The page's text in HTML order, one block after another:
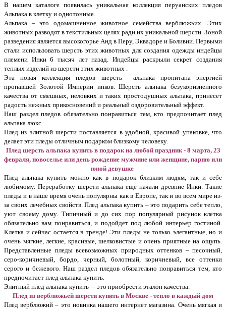
В нашем каталоге появилась уникальная коллекция перуанских пледов
Альпака в клетку и однотонные.
Альпака – это одомашненное животное семейства верблюжьих. Этих
животных разводят в текстильных целях ради их уникальной шерсти. Зоной
разведения является высокогорье Анд в Перу, Эквадоре и Боливии. Первыми
стали использовать шерсть этих животных для создания одежды индейцы
племени Инки 6 тысяч лет назад. Индейцы раскрыли секрет создания
теплых изделий из шерсти этих животных .
Эта новая коллекция пледов шерсть альпака пропитана энергией
пропавшей Золотой Империи инков. Шерсть альпака безукоризненного
качества от смешных, неловких и таких простодушных альпака, принесет
радость нежных прикосновений и реальный оздоровительный эффект.
Наш раздел пледов обязательно понравиться тем, кто предпочитает плед
альпака люкс
Плед из элитной шерсти поставляется в удобной, красивой упаковке, что
делает эти пледы отличным подарком близкому человеку.
Плед шерсть альпака купить в подарок на любой праздник - 8 марта, 23
февраля, новоселье или день рождение мужчине или женщине, парню или
юной девушке
Плед альпака купить можно как в подарок близким людям, так и себе
любимому. Переработку шерсти альпака еще начали древние Инки. Такие
пледы и в наше время очень популярны как в Европе, так и во всем мире из-
за своих лечебных свойств. Плед альпака купить – это подарить себе тепло,
уют своему дому. Типичный и до сих пор популярный рисунок клетка
обязательно вам понравиться, и подойдет под любой интерьер гостиной.
Клетка и сейчас остается в тренде! Эти пледы не только элегантные, но и
очень мягкие, легкие, красивые, шелковистые и очень приятные на ощупь.
Представленные пледы всевозможных природных оттенков – песочный,
серо-коричневый, бордо, черный, болотный, коричневый, все оттенки
серого и бежевого. Наш раздел пледов обязательно понравиться тем, кто
предпочитает плед альпака купить.
Элитный плед альпака купить – это приобрести эталон качества.
Плед из верблюжьей шерсти купить в Москве - тепло в каждый дом
Плед верблюжий – это новинка нашего интернет магазина. Очень мягкая и